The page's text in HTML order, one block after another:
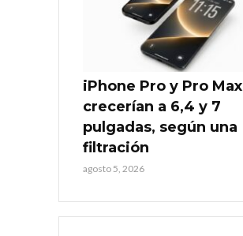
iPhone Pro y Pro Max
crecerían a 6,4 y 7
pulgadas, según una
filtración
agosto 5, 2026